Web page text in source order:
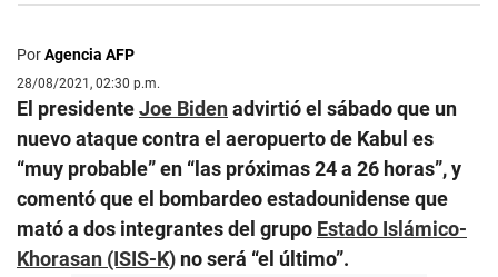
PorAgencia AFP
28/08/2021, 02:30 p.m.
El presidenteJoe Bidenadvirtió el sábado que un
nuevo ataque contra el aeropuerto de Kabul es
“muy probable” en “las próximas 24 a 26 horas”, y
comentó que el bombardeo estadounidense que
mató a dos integrantes del grupo Estado Islámico-
Khorasan (ISIS-K) no será “el último”.